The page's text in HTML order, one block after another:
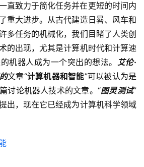
直致力于简化任务并在更短的时间内
重大进步。从古代建造日晷、风车和
多任务的机械化，我们目睹了人类创
的出现，尤其是计算机时代和计算速
机器人成为一个突出的想法。 艾伦·
文章“计算机器和智能”可以被认为是
讨论机器人技术的文章。“图灵测试”
出，现在它已经成为计算机科学领域